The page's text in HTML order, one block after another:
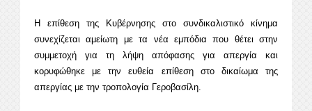
Η επίθεση της Κυβέρνησης στο συνδικαλιστικό κίνημα
συνεχίζεται αμείωτη με τα νέα εμπόδια που θέτει στην
συμμετοχή για τη λήψη απόφασης για απεργία και
κορυφώθηκε με την ευθεία επίθεση στο δικαίωμα της
απεργίας με την τροπολογία Γεροβασίλη.